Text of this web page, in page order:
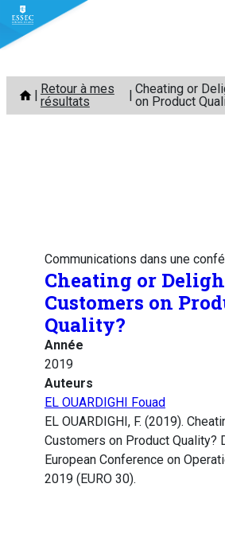
Aller
contenu
Retour à mes
résultats
Cheating or
on Product
Communications dans une
Cheating or
Customers on
Quality?
Année
2019
Auteurs
EL OUARDIGHI Fouad
EL OUARDIGHI, F. (2019).
Customers on Product Quality?
European Conference on
2019 (EURO 30).